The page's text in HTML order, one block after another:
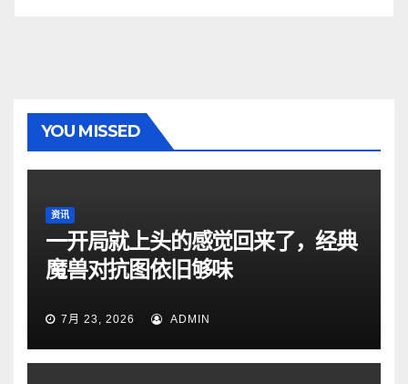
YOU MISSED
资讯
一开局就上头的感觉回来了，经典
魔兽对抗图依旧够味
7月 23, 2026 ADMIN